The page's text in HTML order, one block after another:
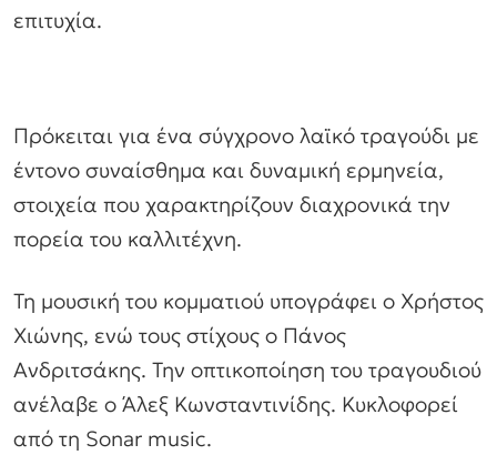
επιτυχία.
Πρόκειται για ένα σύγχρονο λαϊκό τραγούδι με
έντονο συναίσθημα και δυναμική ερμηνεία,
στοιχεία που χαρακτηρίζουν διαχρονικά την
πορεία του καλλιτέχνη.
Τη μουσική του κομματιού υπογράφει ο Χρήστος
Χιώνης, ενώ τους στίχους ο Πάνος
Ανδριτσάκης. Την οπτικοποίηση του τραγουδιού
ανέλαβε ο Άλεξ Κωνσταντινίδης. Κυκλοφορεί
από τη Sonar music.